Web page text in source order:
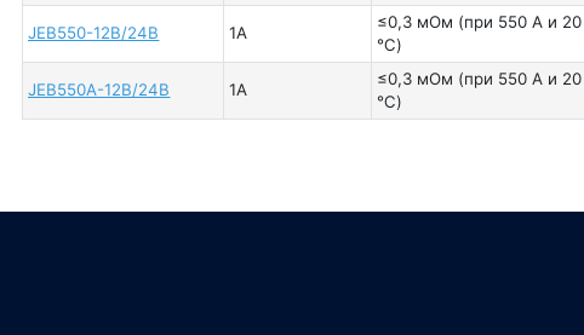
JEB550-12B/24B 1A
≤0,3 мОм (при 550 А и 20
℃)
JEB550A-12B/24B 1A
≤0,3 мОм (при 550 А и 20
℃)